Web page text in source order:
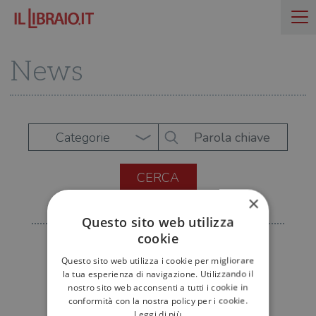
News
Categorie
×
Questo sito web utilizza
cookie
Questo sito web utilizza i cookie per migliorare
la tua esperienza di navigazione. Utilizzando il
nostro sito web acconsenti a tutti i cookie in
conformità con la nostra policy per i cookie.